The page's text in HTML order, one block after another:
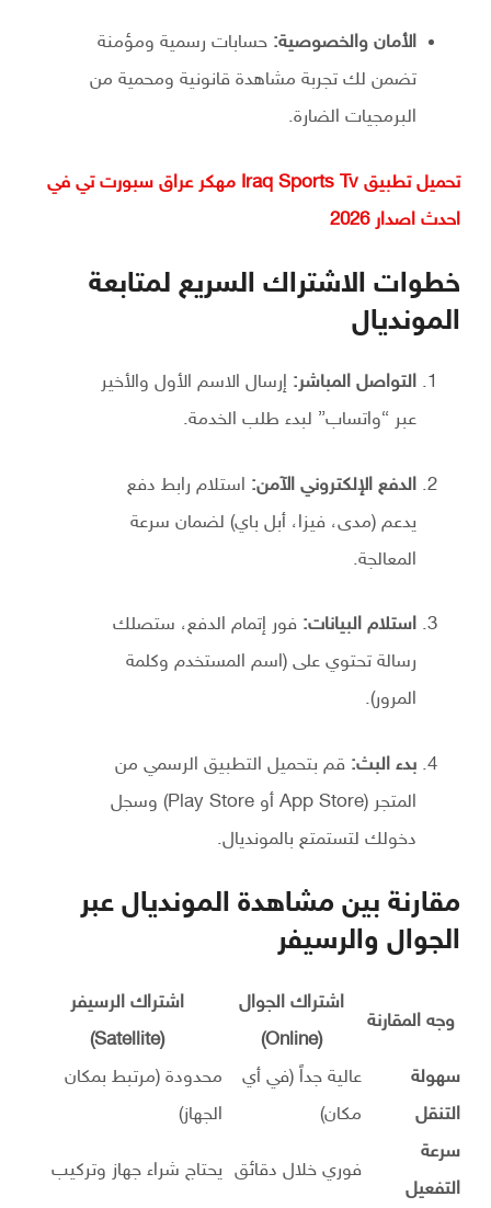
الأمان والخصوصية: حسابات رسمية ومؤمنة
تضمن لك تجربة مشاهدة قانونية ومحمية من
البرمجيات الضارة.
تحميل تطبيق Iraq Sports Tv مهكر عراق سبورت تي في
احدث اصدار 2026
خطوات الاشتراك السريع لمتابعة
المونديال
التواصل المباشر: إرسال الاسم الأول والأخير
عبر “واتساب” لبدء طلب الخدمة.
الدفع الإلكتروني الآمن: استلام رابط دفع
يدعم (مدى، فيزا، أبل باي) لضمان سرعة
المعالجة.
استلام البيانات: فور إتمام الدفع، ستصلك
رسالة تحتوي على (اسم المستخدم وكلمة
المرور).
بدء البث: قم بتحميل التطبيق الرسمي من
المتجر (App Store أو Play Store) وسجل
دخولك لتستمتع بالمونديال.
مقارنة بين مشاهدة المونديال عبر
الجوال والرسيفر
وجه المقارنة
اشتراك الجوال
(Online)
اشتراك الرسيفر
(Satellite)
سهولة
التنقل
عالية جداً (في أي
مكان)
محدودة (مرتبط بمكان
الجهاز)
سرعة
التفعيل
فوري خلال دقائق يحتاج شراء جهاز وتركيب